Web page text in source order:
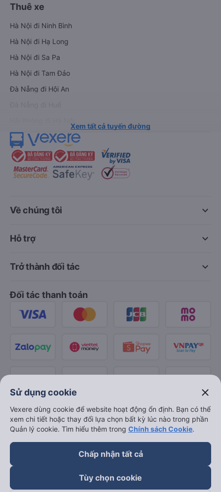
Thuê xe
Hà Nội đi Ninh Bình
Hà Nội đi Hạ Long
Hà Nội đi Sa Pa
Hà Nội đi Tam Đảo
Đà Nẵng đi Hội An
Xem tất cả tuyến đường
keyboard_arrow_down
Về chúng tôi
keyboard_arrow_down
Hỗ trợ
keyboard_arrow_down
Trở thành đối tác
Đối tác thanh toán
Sử dụng cookie close
Vexere dùng cookie để website hoạt động ổn định. Bạn có thể
xem chi tiết hoặc thay đổi lựa chọn bất kỳ lúc nào trong phần
Quản lý cookie. Tìm hiểu thêm trong Chính sách Cookie.
Chấp nhận tất cả
Tùy chọn cookie